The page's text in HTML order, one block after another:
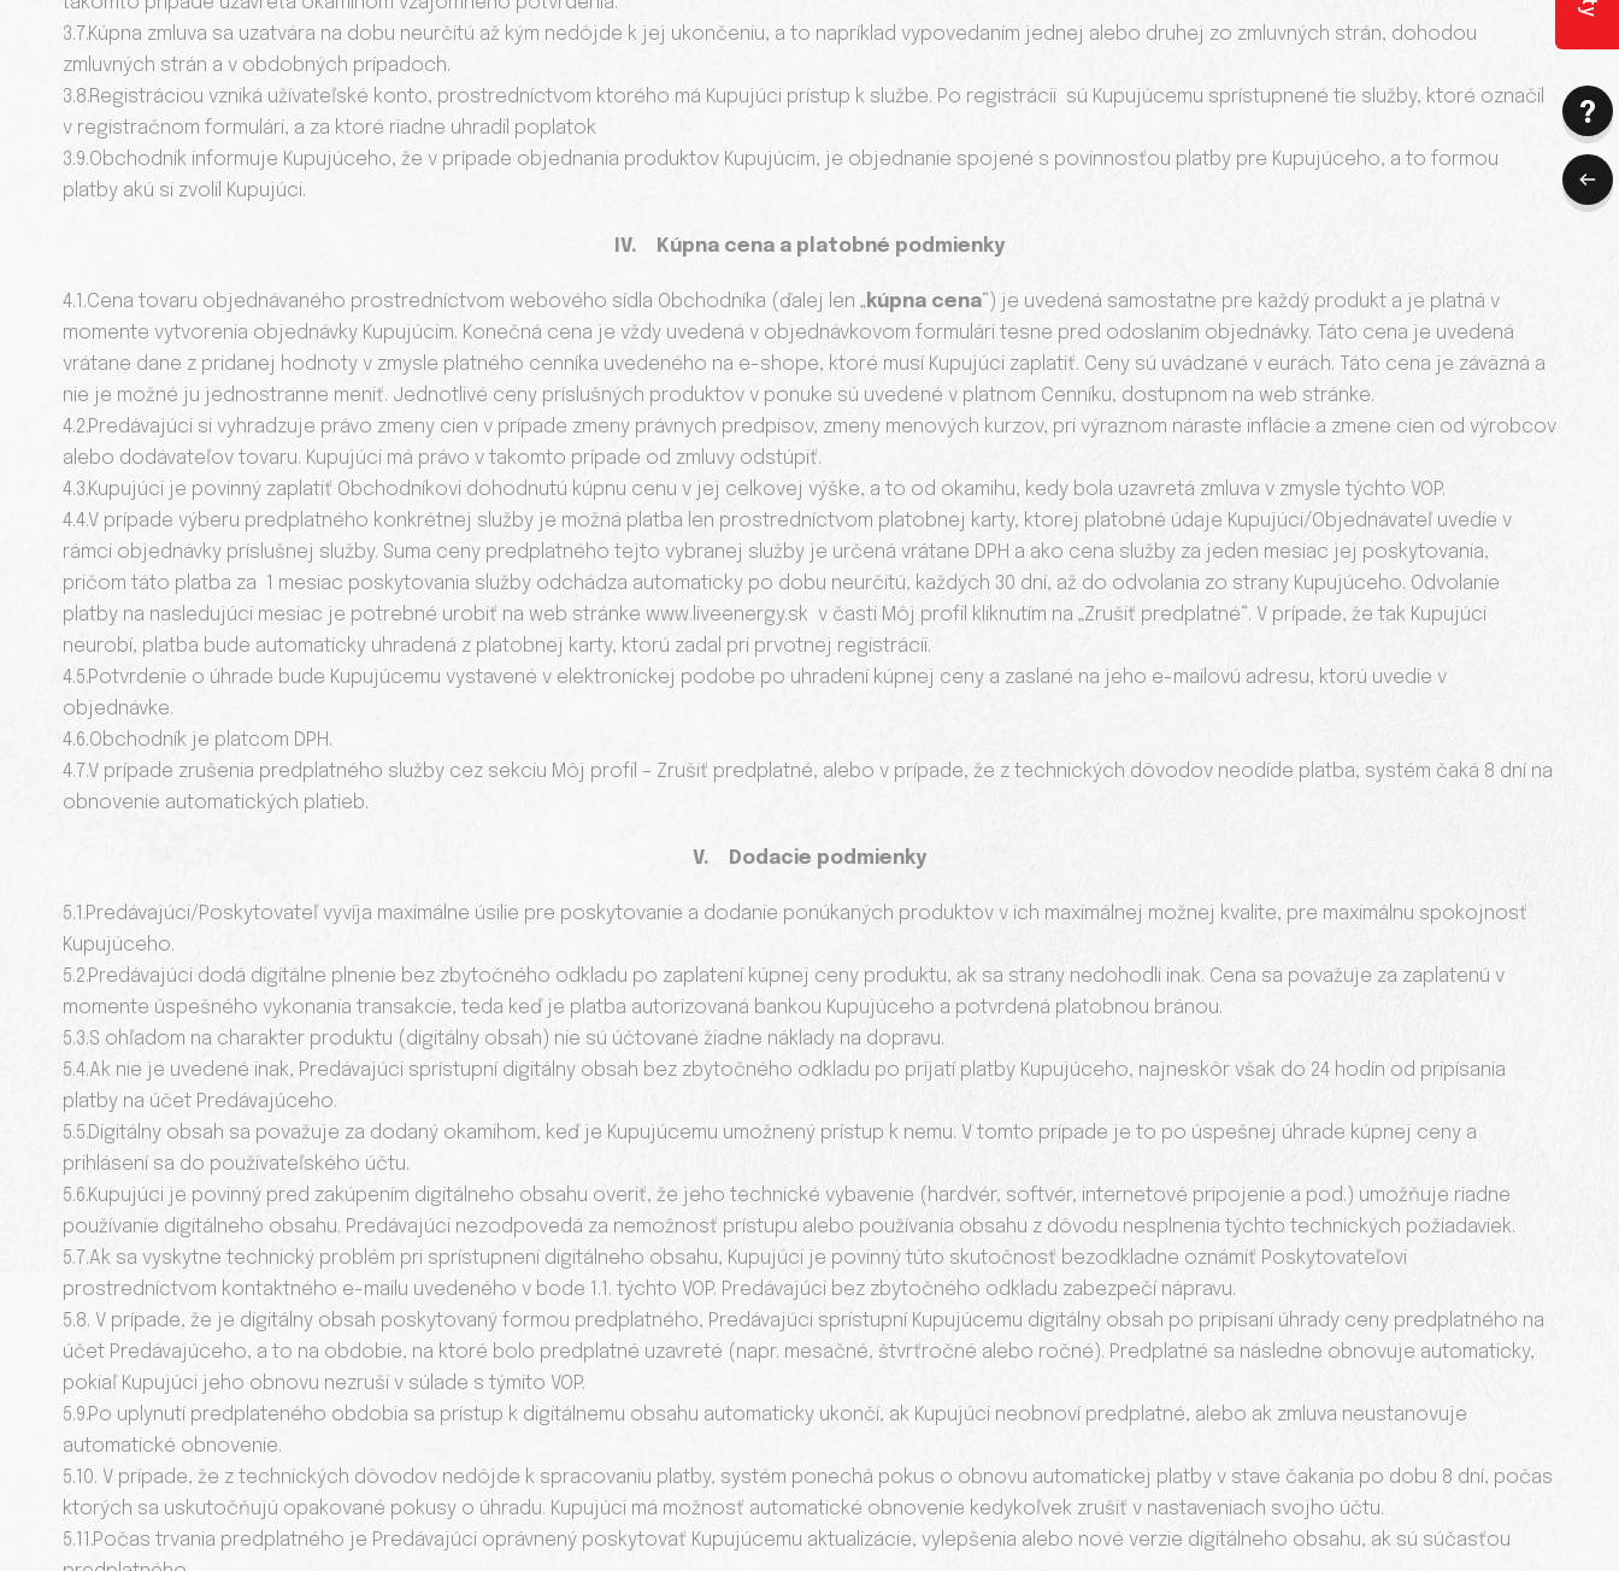
3.7.Kúpna zmluva sa uzatvára na dobu neurčitú až kým nedôjde k jej ukončeniu, a to napríklad vypovedaním jednej alebo druhej zo zmluvných strán, dohodou
zmluvných strán a v obdobných prípadoch.
3.8.Registráciou vzniká užívateľské konto, prostredníctvom ktorého má Kupujúci prístup k službe. Po registrácii sú Kupujúcemu sprístupnené tie služby, ktoré označil
v registračnom formulári, a za ktoré riadne uhradil poplatok
3.9.Obchodník informuje Kupujúceho, že v prípade objednania produktov Kupujúcim, je objednanie spojené s povinnosťou platby pre Kupujúceho, a to formou
platby akú si zvolil Kupujúci.
IV. Kúpna cena a platobné podmienky
4.1.Cena tovaru objednávaného prostredníctvom webového sídla Obchodníka (ďalej len „kúpna cena“) je uvedená samostatne pre každý produkt a je platná v
momente vytvorenia objednávky Kupujúcim. Konečná cena je vždy uvedená v objednávkovom formulári tesne pred odoslaním objednávky. Táto cena je uvedená
vrátane dane z pridanej hodnoty v zmysle platného cenníka uvedeného na e-shope, ktoré musí Kupujúci zaplatiť. Ceny sú uvádzané v eurách. Táto cena je záväzná a
nie je možné ju jednostranne meniť. Jednotlivé ceny príslušných produktov v ponuke sú uvedené v platnom Cenníku, dostupnom na web stránke.
4.2.Predávajúci si vyhradzuje právo zmeny cien v prípade zmeny právnych predpisov, zmeny menových kurzov, pri výraznom náraste inflácie a zmene cien od výrobcov
alebo dodávateľov tovaru. Kupujúci má právo v takomto prípade od zmluvy odstúpiť.
4.3.Kupujúci je povinný zaplatiť Obchodníkovi dohodnutú kúpnu cenu v jej celkovej výške, a to od okamihu, kedy bola uzavretá zmluva v zmysle týchto VOP.
4.4.V prípade výberu predplatného konkrétnej služby je možná platba len prostredníctvom platobnej karty, ktorej platobné údaje Kupujúci/Objednávateľ uvedie v
rámci objednávky príslušnej služby. Suma ceny predplatného tejto vybranej služby je určená vrátane DPH a ako cena služby za jeden mesiac jej poskytovania,
pričom táto platba za 1 mesiac poskytovania služby odchádza automaticky po dobu neurčitú, každých 30 dní, až do odvolania zo strany Kupujúceho. Odvolanie
platby na nasledujúci mesiac je potrebné urobiť na web stránke www.liveenergy.sk v časti Môj profil kliknutím na „Zrušiť predplatné“. V prípade, že tak Kupujúci
neurobí, platba bude automaticky uhradená z platobnej karty, ktorú zadal pri prvotnej registrácii.
4.5.Potvrdenie o úhrade bude Kupujúcemu vystavené v elektronickej podobe po uhradení kúpnej ceny a zaslané na jeho e-mailovú adresu, ktorú uvedie v
objednávke.
4.6.Obchodník je platcom DPH.
4.7.V prípade zrušenia predplatného služby cez sekciu Môj profil – Zrušiť predplatné, alebo v prípade, že z technických dôvodov neodíde platba, systém čaká 8 dní na
obnovenie automatických platieb.
V. Dodacie podmienky
5.1.Predávajúci/Poskytovateľ vyvíja maximálne úsilie pre poskytovanie a dodanie ponúkaných produktov v ich maximálnej možnej kvalite, pre maximálnu spokojnosť
Kupujúceho.
5.2.Predávajúci dodá digitálne plnenie bez zbytočného odkladu po zaplatení kúpnej ceny produktu, ak sa strany nedohodli inak. Cena sa považuje za zaplatenú v
momente úspešného vykonania transakcie, teda keď je platba autorizovaná bankou Kupujúceho a potvrdená platobnou bránou.
5.3.S ohľadom na charakter produktu (digitálny obsah) nie sú účtované žiadne náklady na dopravu.
5.4.Ak nie je uvedené inak, Predávajúci sprístupní digitálny obsah bez zbytočného odkladu po prijatí platby Kupujúceho, najneskôr však do 24 hodín od pripísania
platby na účet Predávajúceho.
5.5.Digitálny obsah sa považuje za dodaný okamihom, keď je Kupujúcemu umožnený prístup k nemu. V tomto prípade je to po úspešnej úhrade kúpnej ceny a
prihlásení sa do používateľského účtu.
5.6.Kupujúci je povinný pred zakúpením digitálneho obsahu overiť, že jeho technické vybavenie (hardvér, softvér, internetové pripojenie a pod.) umožňuje riadne
používanie digitálneho obsahu. Predávajúci nezodpovedá za nemožnosť prístupu alebo používania obsahu z dôvodu nesplnenia týchto technických požiadaviek.
5.7.Ak sa vyskytne technický problém pri sprístupnení digitálneho obsahu, Kupujúci je povinný túto skutočnosť bezodkladne oznámiť Poskytovateľovi
prostredníctvom kontaktného e-mailu uvedeného v bode 1.1. týchto VOP. Predávajúci bez zbytočného odkladu zabezpečí nápravu.
5.8. V prípade, že je digitálny obsah poskytovaný formou predplatného, Predávajúci sprístupní Kupujúcemu digitálny obsah po pripísaní úhrady ceny predplatného na
účet Predávajúceho, a to na obdobie, na ktoré bolo predplatné uzavreté (napr. mesačné, štvrťročné alebo ročné). Predplatné sa následne obnovuje automaticky,
pokiaľ Kupujúci jeho obnovu nezruší v súlade s týmito VOP.
5.9.Po uplynutí predplateného obdobia sa prístup k digitálnemu obsahu automaticky ukončí, ak Kupujúci neobnoví predplatné, alebo ak zmluva neustanovuje
automatické obnovenie.
5.10. V prípade, že z technických dôvodov nedôjde k spracovaniu platby, systém ponechá pokus o obnovu automatickej platby v stave čakania po dobu 8 dní, počas
ktorých sa uskutočňujú opakované pokusy o úhradu. Kupujúci má možnosť automatické obnovenie kedykoľvek zrušiť v nastaveniach svojho účtu.
5.11.Počas trvania predplatného je Predávajúci oprávnený poskytovať Kupujúcemu aktualizácie, vylepšenia alebo nové verzie digitálneho obsahu, ak sú súčasťou